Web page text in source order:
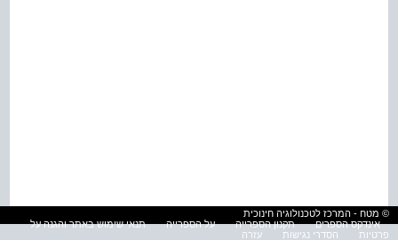
© מטח - המרכז לטכנולוגיה חינוכית
אינדקס הספרים
תקנון הספרייה על הספרייה
תנאי שימוש באתר והגנה על
פרטיות
הסדרי נגישות עזרה